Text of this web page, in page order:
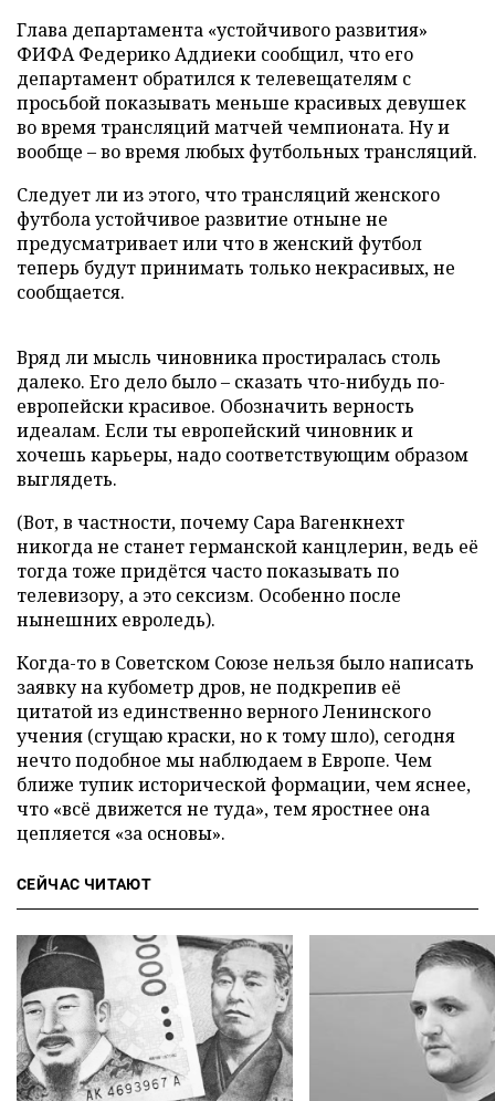
Глава департамента «устойчивого развития»
ФИФА Федерико Аддиеки сообщил, что его
департамент обратился к телевещателям с
просьбой показывать меньше красивых девушек
во время трансляций матчей чемпионата. Ну и
вообще – во время любых футбольных трансляций.
Следует ли из этого, что трансляций женского
футбола устойчивое развитие отныне не
предусматривает или что в женский футбол
теперь будут принимать только некрасивых, не
сообщается.
Вряд ли мысль чиновника простиралась столь
далеко. Его дело было – сказать что-нибудь по-
европейски красивое. Обозначить верность
идеалам. Если ты европейский чиновник и
хочешь карьеры, надо соответствующим образом
выглядеть.
(Вот, в частности, почему Сара Вагенкнехт
никогда не станет германской канцлерин, ведь её
тогда тоже придётся часто показывать по
телевизору, а это сексизм. Особенно после
нынешних евроледь).
Когда-то в Советском Союзе нельзя было написать
заявку на кубометр дров, не подкрепив её
цитатой из единственно верного Ленинского
учения (сгущаю краски, но к тому шло), сегодня
нечто подобное мы наблюдаем в Европе. Чем
ближе тупик исторической формации, чем яснее,
что «всё движется не туда», тем яростнее она
цепляется «за основы».
СЕЙЧАС ЧИТАЮТ